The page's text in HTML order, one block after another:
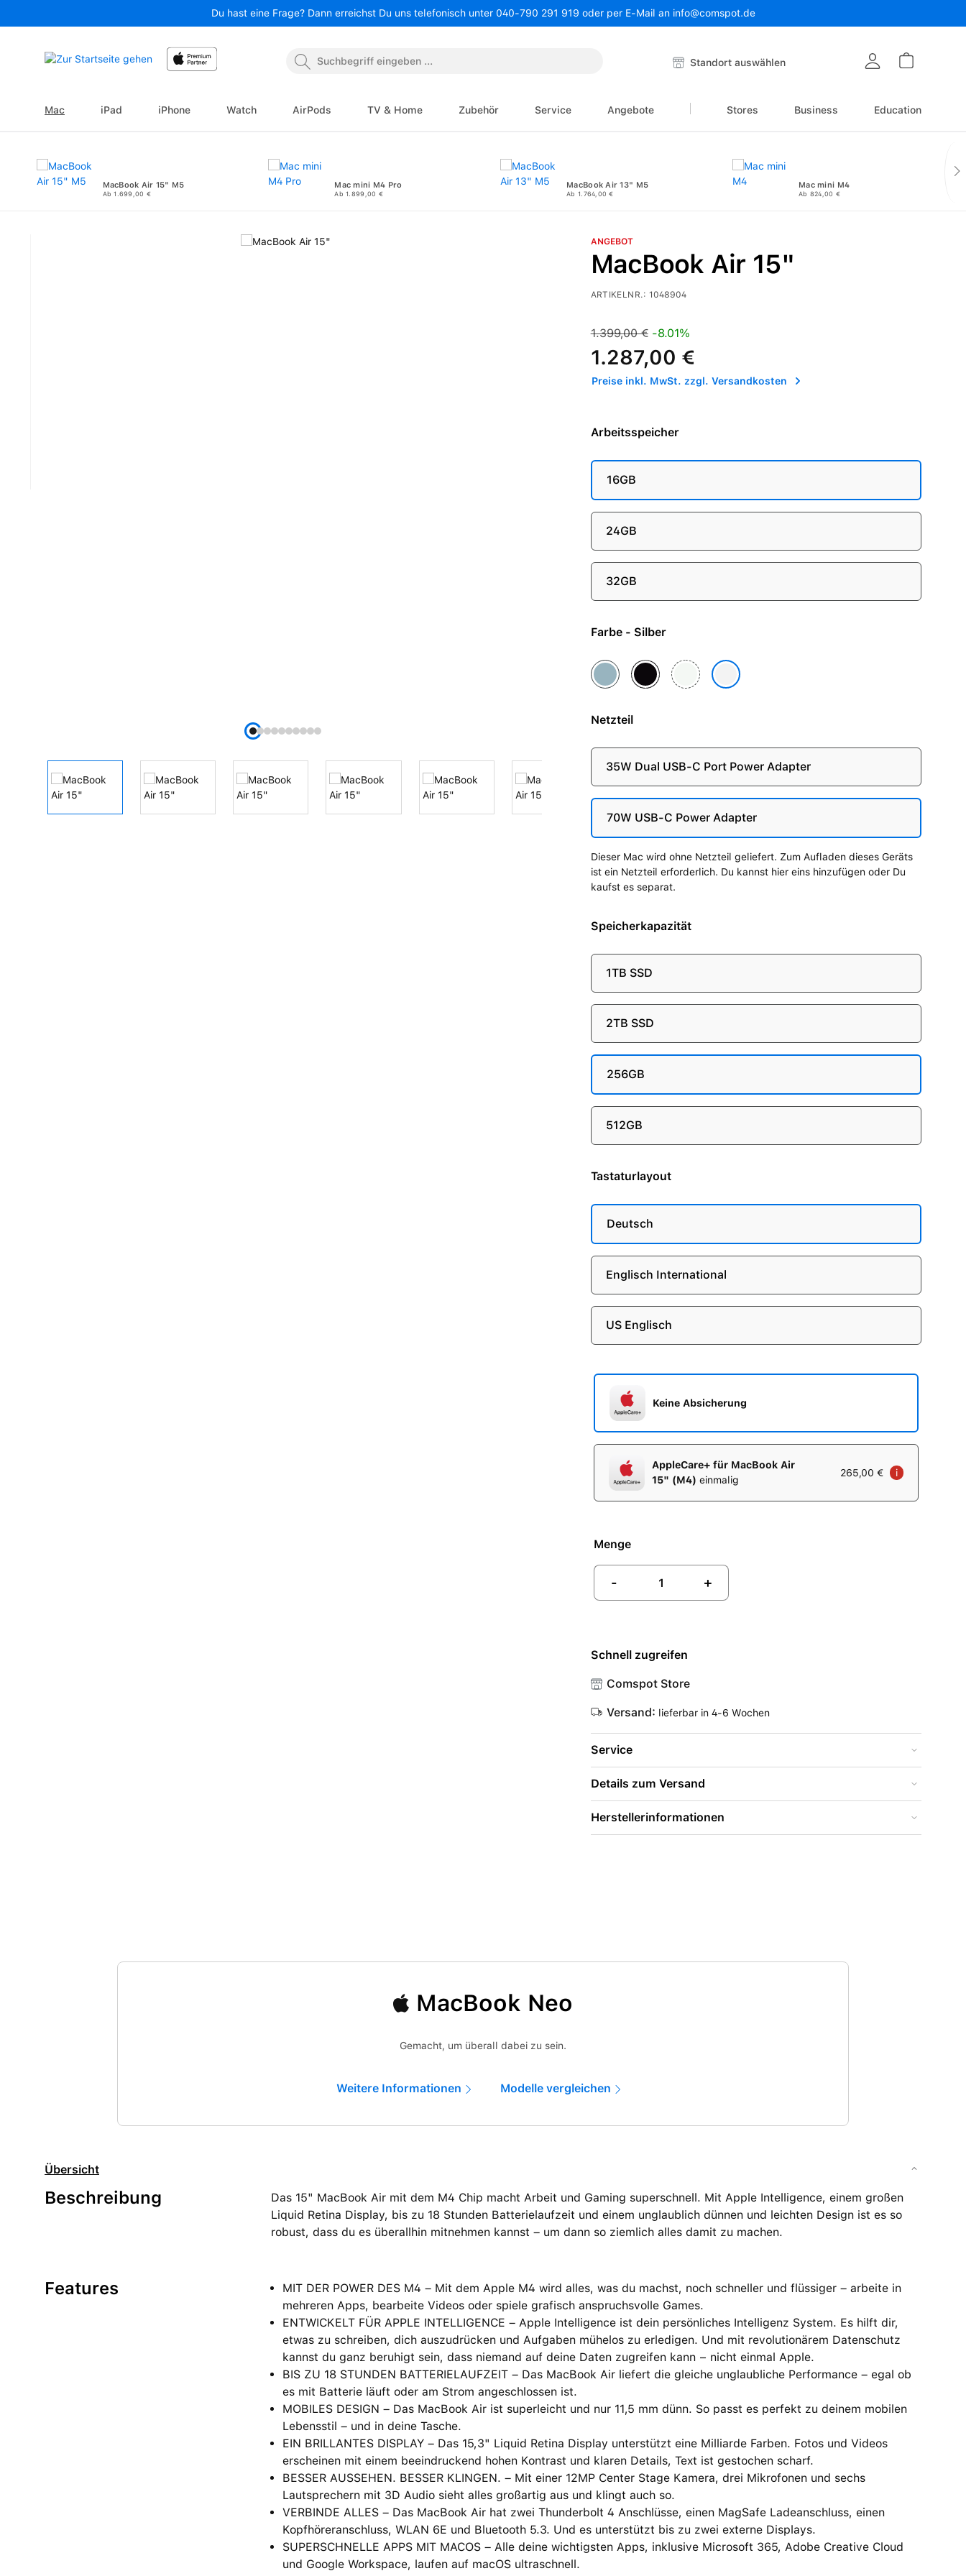
Du hast eine Frage? Dann erreichst Du uns telefonisch unter 040-790 291 919 oder per E-Mail an info@comspot.de
Standort auswählen
Mac iPad iPhone Watch AirPods TV & Home Zubehör Service Angebote Stores Business Education
MacBook Air 15" M5
Ab 1.699,00 €
Mac mini M4 Pro
Ab 1.899,00 €
MacBook Air 13" M5
Ab 1.764,00 €
Mac mini M4
Ab 824,00 €
ANGEBOT
MacBook Air 15"
ARTIKELNR.: 1048904
Verkaufspreis:
Regulärer Preis:
1.399,00 €-8.01%
1.287,00 €
Preise inkl. MwSt. zzgl. Versandkosten
Arbeitsspeicher
16GB
24GB
32GB
Farbe - Silber
HimmelblauMitternachtPolarsternSilber
Netzteil
35W Dual USB-C Port Power Adapter
70W USB-C Power Adapter
Dieser Mac wird ohne Netzteil geliefert. Zum Aufladen dieses Geräts
ist ein Netzteil erforderlich. Du kannst hier eins hinzufügen oder Du
kaufst es separat.
Speicherkapazität
1TB SSD
2TB SSD
256GB
512GB
Tastaturlayout
Deutsch
Englisch International
US Englisch
Keine Absicherung
AppleCare+ für MacBook Air
15" (M4) einmalig
265,00 € i
Menge
- +
Schnell zugreifen
Comspot Store
Versand: lieferbar in 4-6 Wochen
Service
Details zum Versand
Herstellerinformationen
MacBook Neo
Gemacht, um überall dabei zu sein.
Weitere Informationen Modelle vergleichen
Übersicht
Beschreibung
Das 15" MacBook Air mit dem M4 Chip macht Arbeit und Gaming superschnell. Mit Apple Intelligence, einem großen
Liquid Retina Display, bis zu 18 Stunden Batterielaufzeit und einem unglaublich dünnen und leichten Design ist es so
robust, dass du es überallhin mitnehmen kannst – um dann so ziemlich alles damit zu machen.
Features
MIT DER POWER DES M4 – Mit dem Apple M4 wird alles, was du machst, noch schneller und flüssiger – arbeite in
mehreren Apps, bearbeite Videos oder spiele grafisch anspruchsvolle Games.
ENTWICKELT FÜR APPLE INTELLIGENCE – Apple Intelligence ist dein persönliches Intelligenz System. Es hilft dir,
etwas zu schreiben, dich auszudrücken und Aufgaben mühelos zu erledigen. Und mit revolutionärem Datenschutz
kannst du ganz beruhigt sein, dass niemand auf deine Daten zugreifen kann − nicht einmal Apple.
BIS ZU 18 STUNDEN BATTERIELAUFZEIT – Das MacBook Air liefert die gleiche unglaubliche Performance – egal ob
es mit Batterie läuft oder am Strom angeschlossen ist.
MOBILES DESIGN – Das MacBook Air ist superleicht und nur 11,5 mm dünn. So passt es perfekt zu deinem mobilen
Lebensstil – und in deine Tasche.
EIN BRILLANTES DISPLAY – Das 15,3" Liquid Retina Display unterstützt eine Milliarde Farben. Fotos und Videos
erscheinen mit einem beein­druckend hohen Kontrast und klaren Details, Text ist gestochen scharf.
BESSER AUSSEHEN. BESSER KLINGEN. – Mit einer 12MP Center Stage Kamera, drei Mikrofonen und sechs
Lautsprechern mit 3D Audio sieht alles großartig aus und klingt auch so.
VERBINDE ALLES – Das MacBook Air hat zwei Thunderbolt 4 Anschlüsse, einen MagSafe Ladeanschluss, einen
Kopfhöreranschluss, WLAN 6E und Bluetooth 5.3. Und es unterstützt bis zu zwei externe Displays.
SUPERSCHNELLE APPS MIT MACOS – Alle deine wichtigsten Apps, inklusive Microsoft 365, Adobe Creative Cloud
und Google Workspace, laufen auf macOS ultraschnell.